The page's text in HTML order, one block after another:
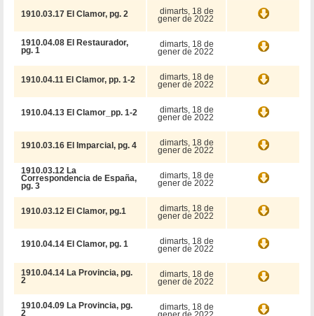
1910.03.17 El Clamor, pg. 2 dimarts, 18 de
gener de 2022
1910.04.08 El Restaurador,
pg. 1
dimarts, 18 de
gener de 2022
1910.04.11 El Clamor, pp. 1-2 dimarts, 18 de
gener de 2022
1910.04.13 El Clamor_pp. 1-2 dimarts, 18 de
gener de 2022
1910.03.16 El Imparcial, pg. 4 dimarts, 18 de
gener de 2022
1910.03.12 La
Correspondencia de España,
pg. 3
dimarts, 18 de
gener de 2022
1910.03.12 El Clamor, pg.1 dimarts, 18 de
gener de 2022
1910.04.14 El Clamor, pg. 1 dimarts, 18 de
gener de 2022
1910.04.14 La Provincia, pg.
2
dimarts, 18 de
gener de 2022
1910.04.09 La Provincia, pg.
2
dimarts, 18 de